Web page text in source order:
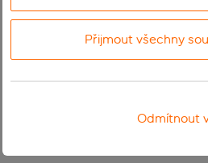
Přijmout všechny
Odmítnout